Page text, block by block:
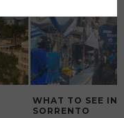
WHAT TO SEE IN
SORRENTO